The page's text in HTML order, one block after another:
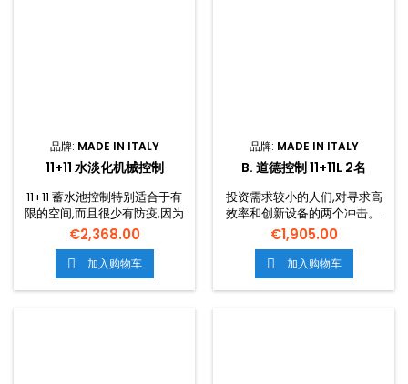
品牌: MADE IN ITALY
11+11 水淡化机械控制
11+11 蓄水池控制特别适合于有
限的空间,而且很少有防疫,因为
水被冷却(而不是像最受欢迎者
一样)。. I-PROMECCANICA
水库配备了一块动产,以手工制
造灰色和维修阶段的开始。. I-
PRO 2 MECCANTER COOLED
€2,368.00
 加入购物车
品牌: MADE IN ITALY
B. 道德控制 11+11L 2名
投资需求较小的人们,对寻求高
效率和创新设备的两个冲击。.
这本版本配备了机械和托儿所:
开始生产灰色和维修阶段的工
件。. 利用2个I-TANKTM的罐
头,减少外部温度对产品的影
响。. I-TANKTM专利使你能够
€1,905.00
 加入购物车